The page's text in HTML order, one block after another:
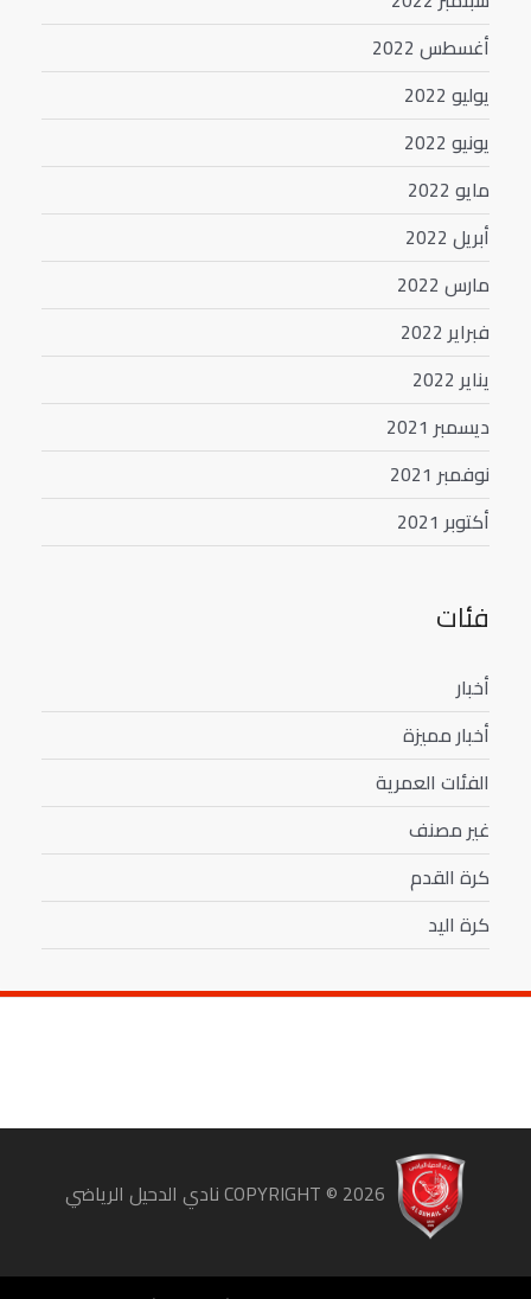
أغسطس 2022
يوليو 2022
يونيو 2022
مايو 2022
أبريل 2022
مارس 2022
فبراير 2022
يناير 2022
ديسمبر 2021
نوفمبر 2021
أكتوبر 2021
فئات
أخبار
أخبار مميزة
الفئات العمرية
غير مصنف
كرة القدم
كرة اليد
2026 نادي الدحيل الرياضي